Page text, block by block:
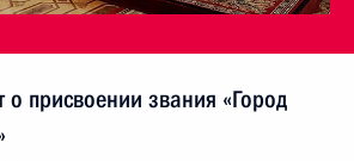
о присвоении звания «Город